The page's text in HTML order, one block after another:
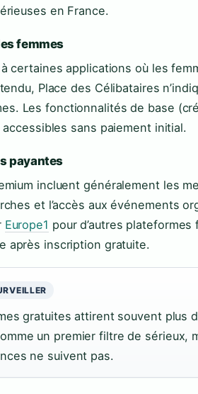
en France.
femmes
certaines applications où les
Place des Célibataires
Les fonctionnalités de base
sans paiement initial.
payantes
incluent généralement les
et l’accès aux événements
Europe1 pour d’autres
après inscription gratuite.
gratuites attirent souvent plus
un premier filtre de sérieux,
ne suivent pas.